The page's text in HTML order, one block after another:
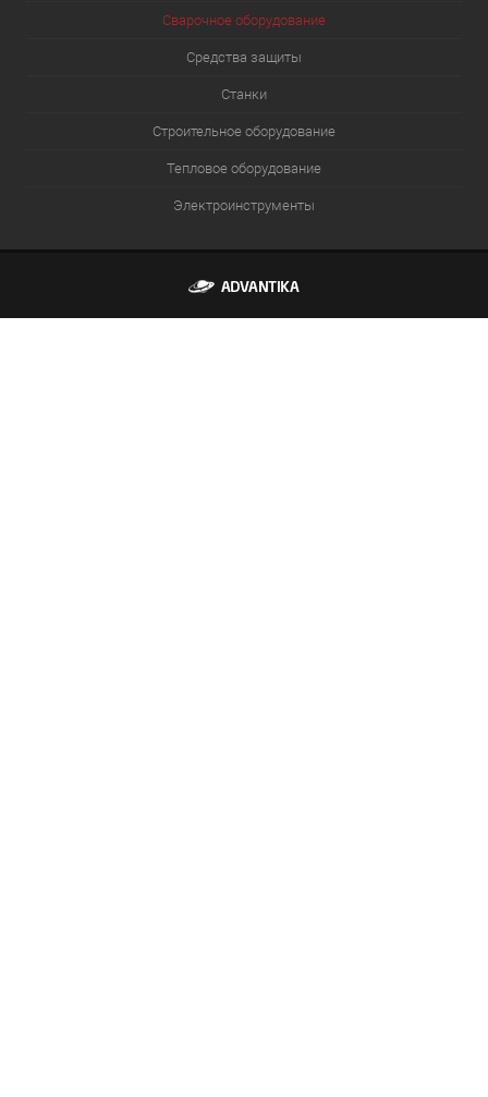
Сварочное оборудование
Средства защиты
Станки
Строительное оборудование
Тепловое оборудование
Электроинструменты